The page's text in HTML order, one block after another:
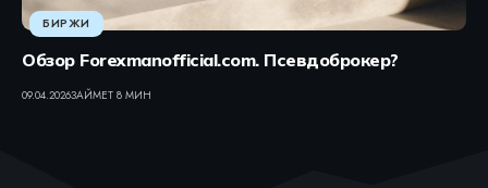
БИРЖИ
Обзор Forexmanofficial.com. Псевдоброкер?
09.04.2026ЗАЙМЕТ 8 МИН